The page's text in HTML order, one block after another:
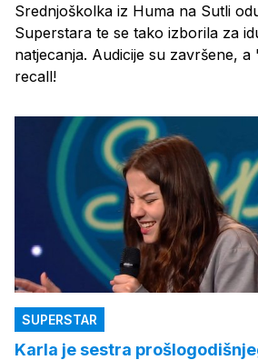
Srednjoškolka iz Huma na Sutli
Superstara te se tako izborila za
natjecanja. Audicije su završene,
recall!
SUPERSTAR
Karla je sestra